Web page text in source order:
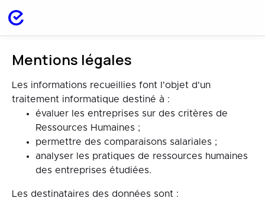
Mentions légales
Les informations recueillies font l'objet d'un
traitement informatique destiné à :
évaluer les entreprises sur des critères de
Ressources Humaines ;
permettre des comparaisons salariales ;
analyser les pratiques de ressources humaines
des entreprises étudiées.
Les destinataires des données sont :